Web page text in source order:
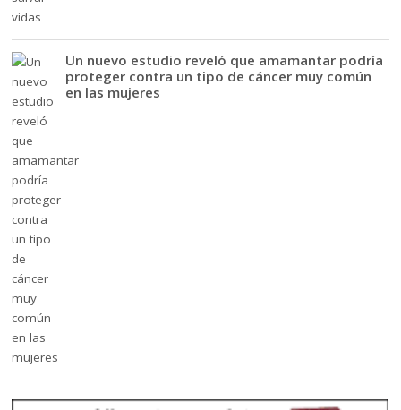
Un nuevo estudio reveló que amamantar podría
proteger contra un tipo de cáncer muy común
en las mujeres